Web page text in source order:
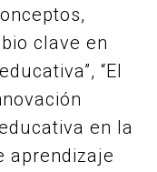
clave en
“El
en la
aprendizaje